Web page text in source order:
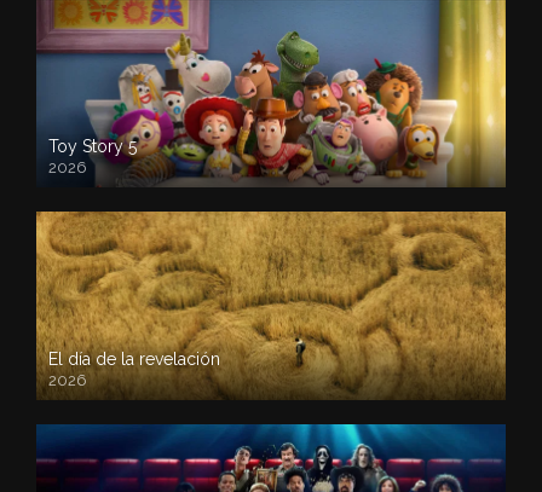
Toy Story 5
2026
El día de la revelación
2026